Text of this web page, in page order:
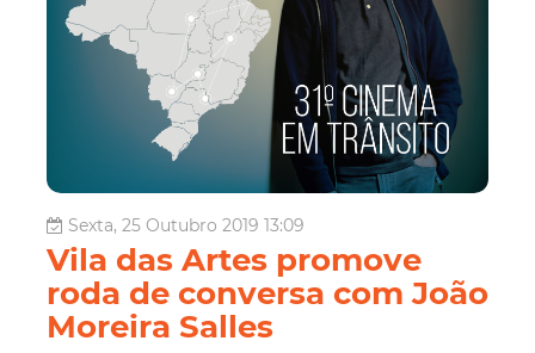
Sexta, 25 Outubro 2019 13:09
Vila das Artes promove
roda de conversa com João
Moreira Salles